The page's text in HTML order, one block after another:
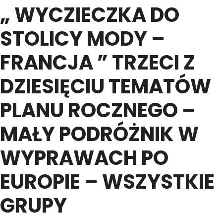
„ WYCZIECZKA DO
STOLICY MODY –
FRANCJA ” TRZECI Z
DZIESIĘCIU TEMATÓW
PLANU ROCZNEGO –
MAŁY PODRÓŻNIK W
WYPRAWACH PO
EUROPIE – WSZYSTKIE
GRUPY